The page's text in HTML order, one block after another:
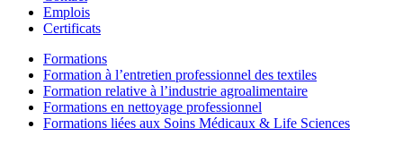
Emplois
Certificats
Formations
Formation à l’entretien professionnel des textiles
Formation relative à l’industrie agroalimentaire
Formations en nettoyage professionnel
Formations liées aux Soins Médicaux & Life Sciences